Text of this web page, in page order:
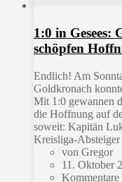
1:0 in Gesees:
schöpfen
Endlich! Am
Goldkronach
Mit 1:0 gewannen
die Hoffnung auf
soweit: Kapitän
Kreisliga-
von Gregor
11. Oktober